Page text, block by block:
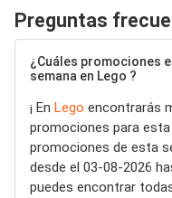
Preguntas
¿Cuáles promociones
semana en Lego ?
¡ En Lego encontrarás
promociones para
promociones de esta
desde el 03-08-2026
puedes encontrar